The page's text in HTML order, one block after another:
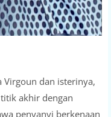
Virgoun dan isterinya,
akhir dengan
penyanyi berkenaan